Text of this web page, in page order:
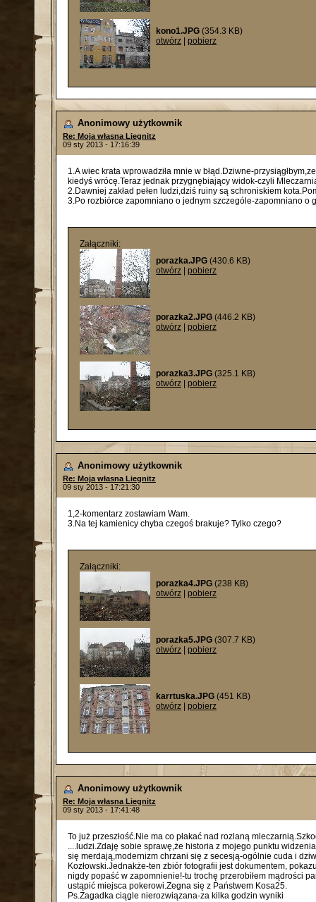
kono1.JPG (354.3 KB)
otwórz
pobierz
Anonimowy użytkownik
Re: Moja własna Liegnitz
09 sty 2013 - 17:16:39
1.A wiec krata wprowadziła mnie w błąd.Dziwne-
kiedyś wrócę.Teraz jednak przygnębiający widok-czyli
2.Dawniej zakład pełen ludzi,dziś ruiny są schroniskiem
3.Po rozbiórce zapomniano o jednym szczególe-zapomniano
Załączniki:
porazka.JPG (430.6 KB)
otwórz
pobierz
porazka2.JPG (446.2 KB)
otwórz
pobierz
porazka3.JPG (325.1 KB)
otwórz
pobierz
Anonimowy użytkownik
Re: Moja własna Liegnitz
09 sty 2013 - 17:21:30
1,2-komentarz zostawiam Wam.
3.Na tej kamienicy chyba czegoś brakuje? Tylko czego?
Załączniki:
porazka4.JPG (238 KB)
otwórz
pobierz
porazka5.JPG (307.7 KB)
otwórz
pobierz
karrtuska.JPG (451 KB)
otwórz
pobierz
Anonimowy użytkownik
Re: Moja własna Liegnitz
09 sty 2013 - 17:41:48
To już przeszłość.Nie ma co płakać nad rozlaną
....ludzi.Zdaję sobie sprawę,że historia z mojego punktu
się merdają,modernizm chrzani się z secesją-ogólnie cuda i
Kozłowski.Jednakże-ten zbiór fotografii jest dokumentem,
nigdy popaść w zapomnienie!-tu trochę przerobiłem mądrości
ustąpić miejsca pokerowi.Zegna się z Państwem Kosa25.
Ps.Zagadka ciągle nierozwiązana-za kilka godzin wyniki